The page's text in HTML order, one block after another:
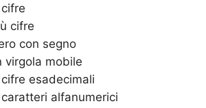
cifre
con segno
virgola mobile
esadecimali
alfanumerici